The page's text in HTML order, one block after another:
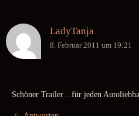
LadyTanja
8. Februar 2011 um 19:21
Schöner Trailer…für jeden